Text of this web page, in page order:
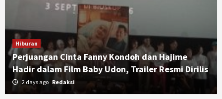
Hiburan
Perjuangan Cinta Fanny Kondoh dan Hajime
Hadir dalam Film Baby Udon, Trailer Resmi Dirilis
2 days ago Redaksi